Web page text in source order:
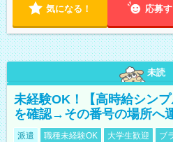
気になる！ 応募
未読
未経験OK！【高時給シン
を確認→その番号の場所へ
派遣 職種未経験OK 大学生歓迎
ブ